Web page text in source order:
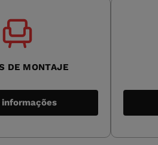
DE MONTAJE
informações